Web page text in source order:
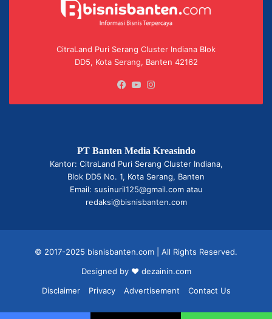
CitraLand Puri Serang Cluster Indiana Blok
DD5, Kota Serang, Banten 42162
Facebook
YouTube
PT Banten Media Kreasindo
Kantor: CitraLand Puri Serang Cluster Indiana,
Blok DD5 No. 1, Kota Serang, Banten
Email: susinuril125@gmail.com atau
redaksi@bisnisbanten.com
© 2017-2025 bisnisbanten.com | All Rights Reserved.
Designed by ❤ dezainin.com
Disclaimer
Privacy Advertisement Contact Us